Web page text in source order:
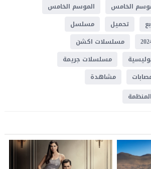
الخامس
الموسم الخامس
تحميل
مسلسل
مسلسلات اكشن
مسلسلات جريمة
مشاهدة